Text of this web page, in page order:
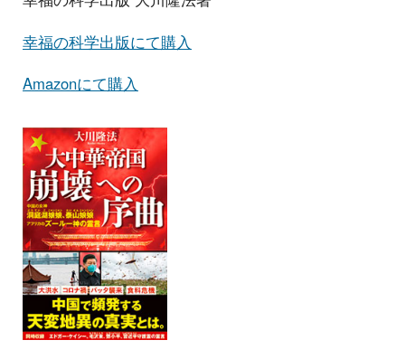
幸福の科学出版にて購入
Amazonにて購入